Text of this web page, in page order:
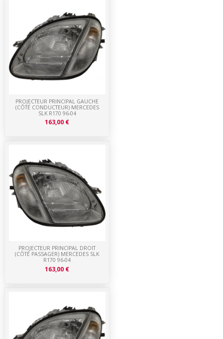
PROJECTEUR PRINCIPAL DROIT
(CÔTÉ PASSAGER) MERCEDES SLK
R170 96-04
163,00 €
PROJECTEUR PRINCIPAL GAUCHE
(CÔTÉ CONDUCTEUR) MERCEDES
SLK R170 96-04
163,00 €